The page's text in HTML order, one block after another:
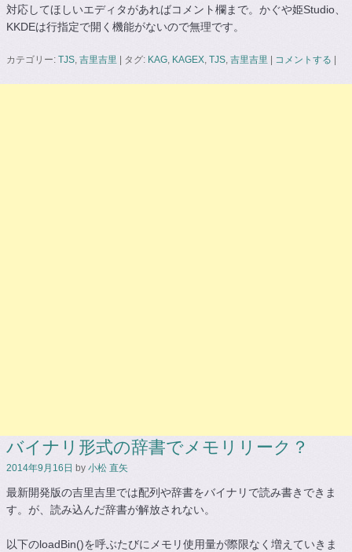
対応してほしいエディタがあればコメント欄まで。かぐや姫Studio、
KKDEは行指定で開く機能がないので無理です。
カテゴリー: TJS, 吉里吉里 タグ: KAG, KAGEX, TJS, 吉里吉里 コメントする
バイナリ形式の辞書でメモリリーク？
2014年9月16日 by 小松 直矢
最新開発版の吉里吉里では配列や辞書をバイナリで読み書きできま
す。が、読み込んだ辞書が解放されない。
以下のloadBin()を呼ぶたびにメモリ使用量が際限なく増えていきま